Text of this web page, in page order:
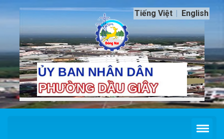
Tiếng Việt English